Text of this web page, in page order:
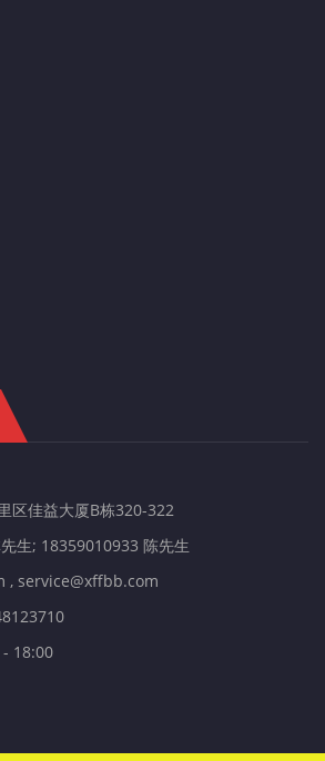
区佳益大厦B栋320-322
生; 18359010933 陈先生
, service@xffbb.com
18:00